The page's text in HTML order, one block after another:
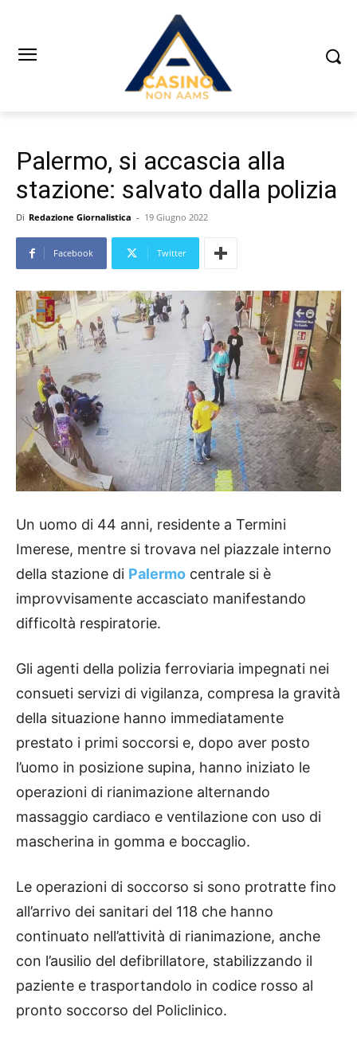
Palermo, si accascia alla
stazione: salvato dalla polizia
Di Redazione Giornalistica - 19 Giugno 2022
Facebook Twitter
Un uomo di 44 anni, residente a Termini
Imerese, mentre si trovava nel piazzale interno
della stazione di Palermo centrale si è
improvvisamente accasciato manifestando
difficoltà respiratorie.
Gli agenti della polizia ferroviaria impegnati nei
consueti servizi di vigilanza, compresa la gravità
della situazione hanno immediatamente
prestato i primi soccorsi e, dopo aver posto
l’uomo in posizione supina, hanno iniziato le
operazioni di rianimazione alternando
massaggio cardiaco e ventilazione con uso di
mascherina in gomma e boccaglio.
Le operazioni di soccorso si sono protratte fino
all’arrivo dei sanitari del 118 che hanno
continuato nell’attività di rianimazione, anche
con l’ausilio del defibrillatore, stabilizzando il
paziente e trasportandolo in codice rosso al
pronto soccorso del Policlinico.